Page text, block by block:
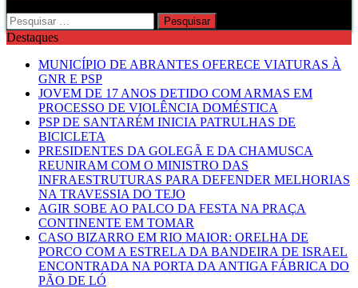
Pesquisar
por:
Destaques
MUNICÍPIO DE ABRANTES OFERECE VIATURAS À
GNR E PSP
JOVEM DE 17 ANOS DETIDO COM ARMAS EM
PROCESSO DE VIOLÊNCIA DOMÉSTICA
PSP DE SANTARÉM INICIA PATRULHAS DE
BICICLETA
PRESIDENTES DA GOLEGÃ E DA CHAMUSCA
REUNIRAM COM O MINISTRO DAS
INFRAESTRUTURAS PARA DEFENDER MELHORIAS
NA TRAVESSIA DO TEJO
AGIR SOBE AO PALCO DA FESTA NA PRAÇA
CONTINENTE EM TOMAR
CASO BIZARRO EM RIO MAIOR: ORELHA DE
PORCO COM A ESTRELA DA BANDEIRA DE ISRAEL
ENCONTRADA NA PORTA DA ANTIGA FÁBRICA DO
PÃO DE LÓ